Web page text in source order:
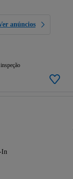
anúncios
In